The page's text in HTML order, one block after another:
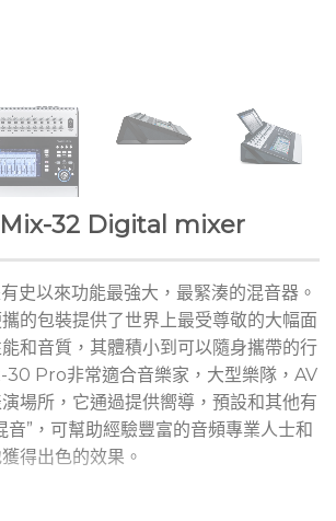
32 Digital mixer
史以來功能最強大，最緊湊的混音器。
的包裝提供了世界上最受尊敬的大幅面
和音質，其體積小到可以隨身攜帶的行
Pro非常適合音樂家，大型樂隊，AV
場所，它通過提供嚮導，預設和其他有
音”，可幫助經驗豐富的音頻專業人士和
得出色的效果。